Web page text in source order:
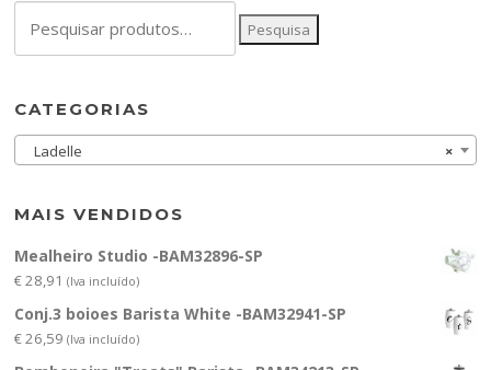
por:
Pesquisa
CATEGORIAS
×
Ladelle
MAIS VENDIDOS
Mealheiro Studio -BAM32896-SP
€28,91 (Iva incluído)
Conj.3 boioes Barista White -BAM32941-SP
€26,59 (Iva incluído)